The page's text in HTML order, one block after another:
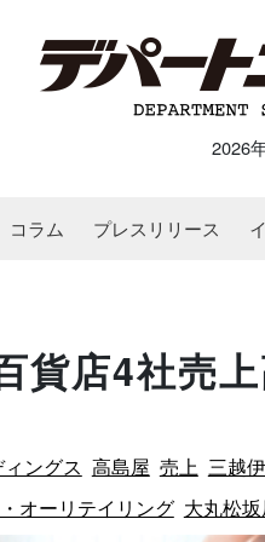
2026
コラム プレスリリース
貨店4社売
ングス 高島屋 売上 三越
オーリテイリング 大丸松